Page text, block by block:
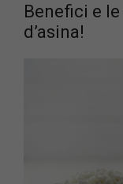
Benefici e
d’asina!